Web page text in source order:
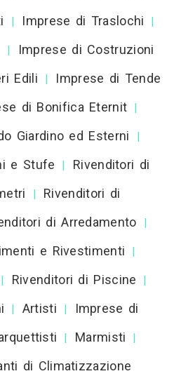
| Imprese di Traslochi |
|
Imprese di Costruzioni
Edili |
Imprese di Tende
di Bonifica Eternit |
Giardino ed Esterni |
e Stufe |
Rivenditori di
|
Rivenditori di
di Arredamento |
e Rivestimenti |
| Rivenditori di Piscine |
| Artisti |
Imprese di
| Marmisti |
di Climatizzazione